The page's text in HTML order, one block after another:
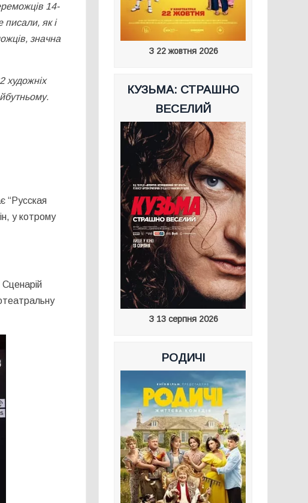
14-
писали, як і
значна
художніх
“Русская
у котрому
З 22 жовтня 2026
КУЗЬМА: СТРАШНО
ВЕСЕЛИЙ
З 13 серпня 2026
РОДИЧІ